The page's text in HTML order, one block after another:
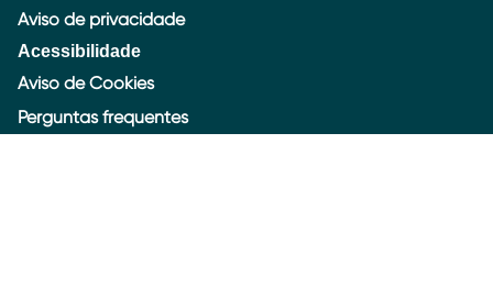
Aviso de privacidade
Acessibilidade
Aviso de Cookies
Gerir Preferências